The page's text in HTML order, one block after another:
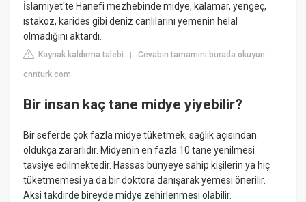
İslamiyet'te Hanefi mezhebinde midye, kalamar, yengeç,
ıstakoz, karides gibi deniz canlılarını yemenin helal
olmadığını aktardı.
Kaynak kaldırma talebi |Cevabın tamamını burada okuyun:
cnnturk.com
Bir insan kaç tane midye yiyebilir?
Bir seferde çok fazla midye tüketmek, sağlık açısından
oldukça zararlıdır. Midyenin en fazla 10 tane yenilmesi
tavsiye edilmektedir. Hassas bünyeye sahip kişilerin ya hiç
tüketmemesi ya da bir doktora danışarak yemesi önerilir.
Aksi takdirde bireyde midye zehirlenmesi olabilir.